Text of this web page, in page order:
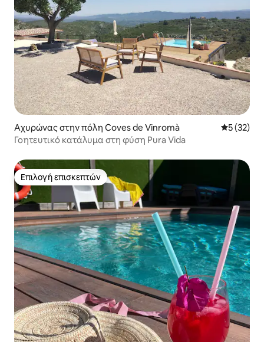
Αχυρώνας στην πόλη Coves de Vinromà Μέση
5 (32)
Γοητευτικό κατάλυμα στη φύση Pura Vida
Επιλογή επισκεπτών
Επιλογή επισκεπτών